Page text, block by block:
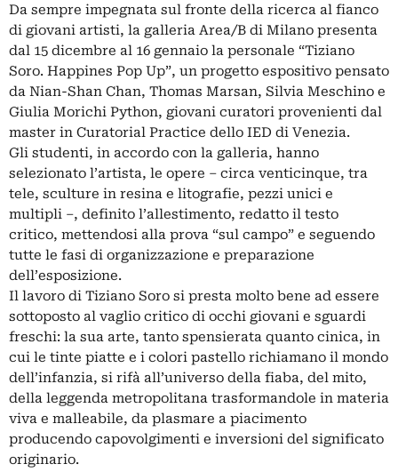
Da sempre impegnata sul fronte della ricerca al fianco
di giovani artisti, la galleria Area/B di Milano presenta
dal 15 dicembre al 16 gennaio la personale “Tiziano
Soro. Happines Pop Up”, un progetto espositivo pensato
da Nian-Shan Chan, Thomas Marsan, Silvia Meschino e
Giulia Morichi Python, giovani curatori provenienti dal
master in Curatorial Practice dello IED di Venezia.
Gli studenti, in accordo con la galleria, hanno
selezionato l’artista, le opere – circa venticinque, tra
tele, sculture in resina e litografie, pezzi unici e
multipli –, definito l’allestimento, redatto il testo
critico, mettendosi alla prova “sul campo” e seguendo
tutte le fasi di organizzazione e preparazione
dell’esposizione.
Il lavoro di Tiziano Soro si presta molto bene ad essere
sottoposto al vaglio critico di occhi giovani e sguardi
freschi: la sua arte, tanto spensierata quanto cinica, in
cui le tinte piatte e i colori pastello richiamano il mondo
dell’infanzia, si rifà all’universo della fiaba, del mito,
della leggenda metropolitana trasformandole in materia
viva e malleabile, da plasmare a piacimento
producendo capovolgimenti e inversioni del significato
originario.